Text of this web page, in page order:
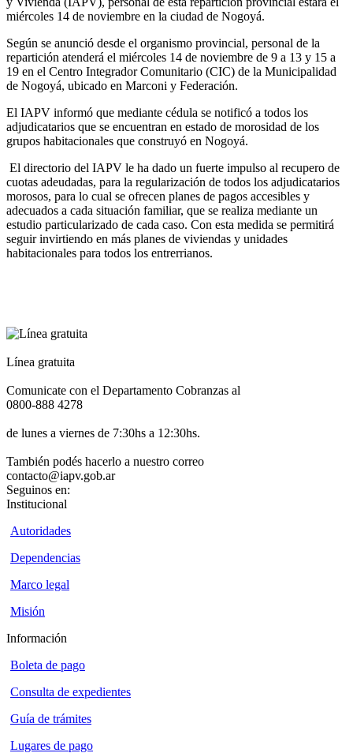
miércoles 14 de noviembre en la ciudad de Nogoyá.
Según se anunció desde el organismo provincial, personal de la
repartición atenderá el miércoles 14 de noviembre de 9 a 13 y 15 a
19 en el Centro Integrador Comunitario (CIC) de la Municipalidad
de Nogoyá, ubicado en Marconi y Federación.
El IAPV informó que mediante cédula se notificó a todos los
adjudicatarios que se encuentran en estado de morosidad de los
grupos habitacionales que construyó en Nogoyá.
El directorio del IAPV le ha dado un fuerte impulso al recupero de
cuotas adeudadas, para la regularización de todos los adjudicatarios
morosos, para lo cual se ofrecen planes de pagos accesibles y
adecuados a cada situación familiar, que se realiza mediante un
estudio particularizado de cada caso. Con esta medida se permitirá
seguir invirtiendo en más planes de viviendas y unidades
habitacionales para todos los entrerrianos.
Línea gratuita
Comunicate con el Departamento Cobranzas al
0800-888 4278
de lunes a viernes de 7:30hs a 12:30hs.
También podés hacerlo a nuestro correo
contacto@iapv.gob.ar
Seguinos en:
Institucional
Autoridades
Dependencias
Marco legal
Misión
Información
Boleta de pago
Consulta de expedientes
Guía de trámites
Lugares de pago